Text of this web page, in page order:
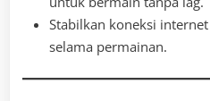
Stabilkan koneksi
selama permainan.